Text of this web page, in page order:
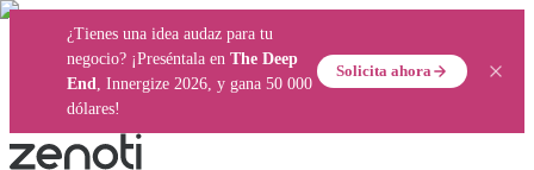
¿Tienes una idea audaz para tu
negocio? ¡Preséntala en The Deep
End, Innergize 2026, y gana 50 000
dólares!
Solicita ahora